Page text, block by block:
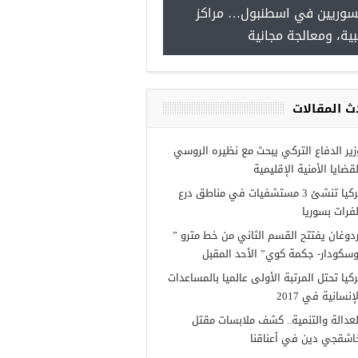
فرص عمل للسوريين في
المقالات
الدفاع التركي يبحث مع نظيره الروسي
الأمنية الإقليمية
تركيا تنشئ 3 مستشفيات في مناطق درع
بسوريا
يفتتح القسم الثاني من خط مترو ”
جكمة كوي” الأحد المقبل
تحتل المرتبة الأولى عالميا بالمساعدات